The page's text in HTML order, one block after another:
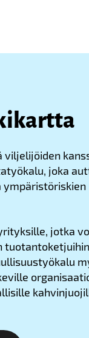
viljelijöiden
joka
ympäristöriskien
jotka